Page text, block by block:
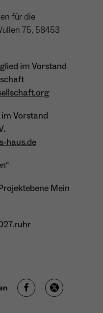
für die
75, 58453
im Vorstand
Vorstand
haus.de
Mein